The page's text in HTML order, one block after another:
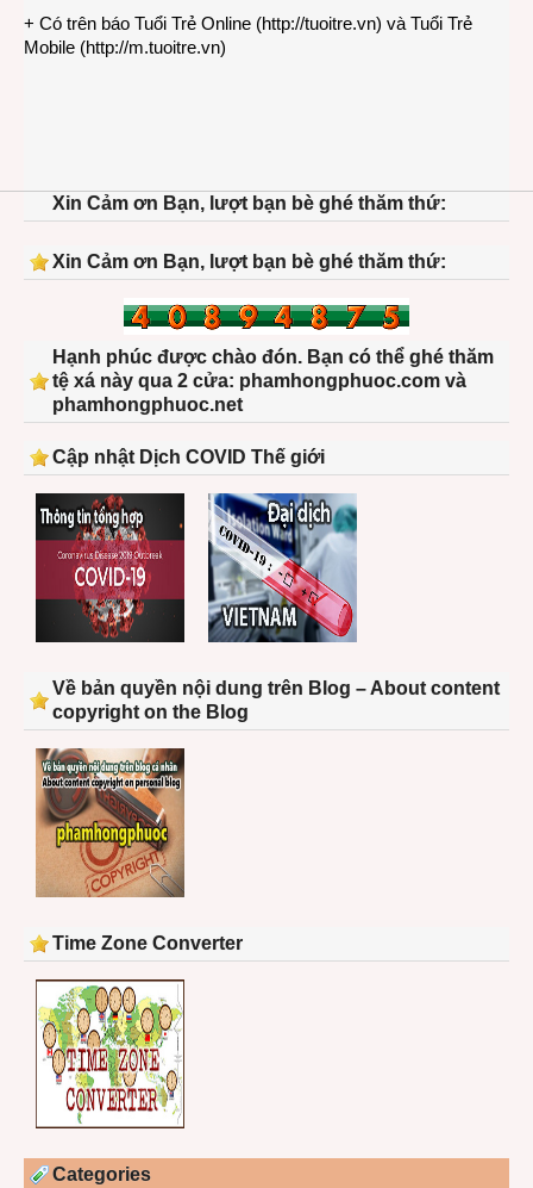
+ Có trên báo Tuổi Trẻ Online (http://tuoitre.vn) và Tuổi Trẻ
Mobile (http://m.tuoitre.vn)
Xin Cảm ơn Bạn, lượt bạn bè ghé thăm thứ:
Xin Cảm ơn Bạn, lượt bạn bè ghé thăm thứ:
Hạnh phúc được chào đón. Bạn có thể ghé thăm
tệ xá này qua 2 cửa: phamhongphuoc.com và
phamhongphuoc.net
Cập nhật Dịch COVID Thế giới
Về bản quyền nội dung trên Blog – About content
copyright on the Blog
Time Zone Converter
Categories